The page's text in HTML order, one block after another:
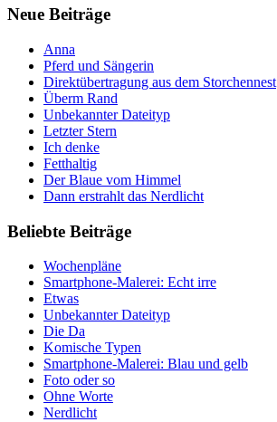
Neue Beiträge
Anna
Pferd und Sängerin
Direktübertragung aus dem Storchennest
Überm Rand
Unbekannter Dateityp
Letzter Stern
Ich denke
Fetthaltig
Der Blaue vom Himmel
Dann erstrahlt das Nerdlicht
Beliebte Beiträge
Wochenpläne
Smartphone-Malerei: Echt irre
Etwas
Unbekannter Dateityp
Die Da
Komische Typen
Smartphone-Malerei: Blau und gelb
Foto oder so
Ohne Worte
Nerdlicht